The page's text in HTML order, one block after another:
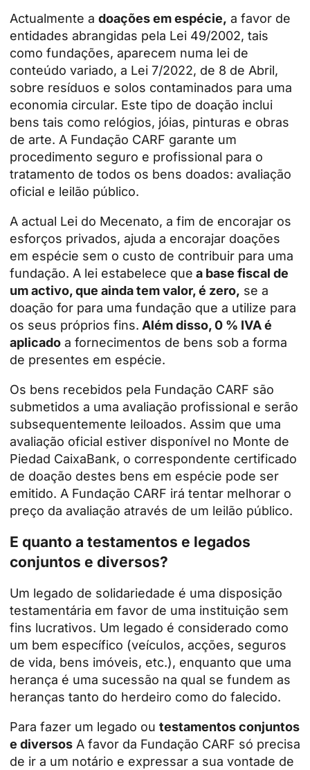
Actualmente a doações em espécie, a favor de
entidades abrangidas pela Lei 49/2002, tais
como fundações, aparecem numa lei de
conteúdo variado, a Lei 7/2022, de 8 de Abril,
sobre resíduos e solos contaminados para uma
economia circular. Este tipo de doação inclui
bens tais como relógios, jóias, pinturas e obras
de arte. A Fundação CARF garante um
procedimento seguro e profissional para o
tratamento de todos os bens doados: avaliação
oficial e leilão público.
A actual Lei do Mecenato, a fim de encorajar os
esforços privados, ajuda a encorajar doações
em espécie sem o custo de contribuir para uma
fundação. A lei estabelece que a base fiscal de
um activo, que ainda tem valor, é zero, se a
doação for para uma fundação que a utilize para
os seus próprios fins. Além disso, 0 % IVA é
aplicado a fornecimentos de bens sob a forma
de presentes em espécie.
Os bens recebidos pela Fundação CARF são
submetidos a uma avaliação profissional e serão
subsequentemente leiloados. Assim que uma
avaliação oficial estiver disponível no Monte de
Piedad CaixaBank, o correspondente certificado
de doação destes bens em espécie pode ser
emitido. A Fundação CARF irá tentar melhorar o
preço da avaliação através de um leilão público.
E quanto a testamentos e legados
conjuntos e diversos?
Um legado de solidariedade é uma disposição
testamentária em favor de uma instituição sem
fins lucrativos. Um legado é considerado como
um bem específico (veículos, acções, seguros
de vida, bens imóveis, etc.), enquanto que uma
herança é uma sucessão na qual se fundem as
heranças tanto do herdeiro como do falecido.
Para fazer um legado ou testamentos conjuntos
e diversos A favor da Fundação CARF só precisa
de ir a um notário e expressar a sua vontade de